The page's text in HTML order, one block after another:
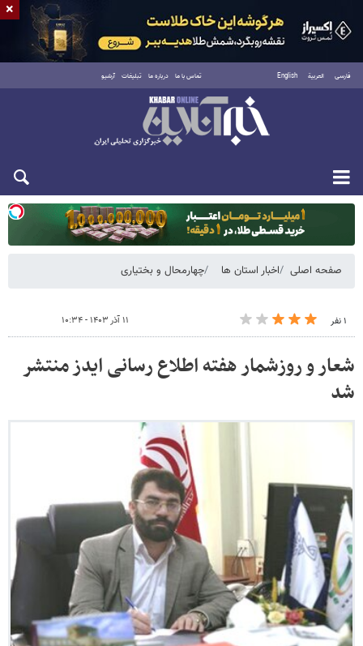
فارسی العربية English تماس با ما درباره ما تبلیغات آرشیو
دوشنبه ۱۹ مرداد ۱۴۰۵
صفحه اصلی اخبار استان ها چهارمحال و بختیاری
۱ نفر ۱۱ آذر ۱۴۰۳ - ۱۰:۳۴
شعار و روزشمار هفته اطلاع رسانی ایدز منتشر
شد
×